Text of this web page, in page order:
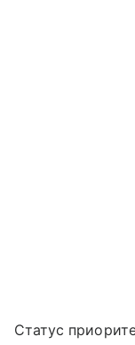
Статус